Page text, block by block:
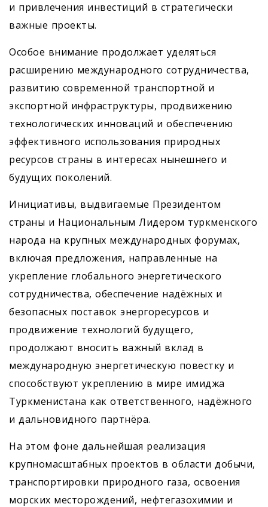
и привлечения инвестиций в стратегически
важные проекты.
Особое внимание продолжает уделяться
расширению международного сотрудничества,
развитию современной транспортной и
экспортной инфраструктуры, продвижению
технологических инноваций и обеспечению
эффективного использования природных
ресурсов страны в интересах нынешнего и
будущих поколений.
Инициативы, выдвигаемые Президентом
страны и Национальным Лидером туркменского
народа на крупных международных форумах,
включая предложения, направленные на
укрепление глобального энергетического
сотрудничества, обеспечение надёжных и
безопасных поставок энергоресурсов и
продвижение технологий будущего,
продолжают вносить важный вклад в
международную энергетическую повестку и
способствуют укреплению в мире имиджа
Туркменистана как ответственного, надёжного
и дальновидного партнёра.
На этом фоне дальнейшая реализация
крупномасштабных проектов в области добычи,
транспортировки природного газа, освоения
морских месторождений, нефтегазохимии и